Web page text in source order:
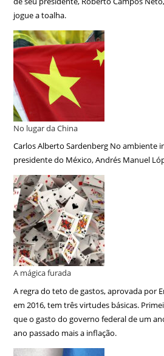
jogue a toalha.
No lugar da China
Carlos Alberto Sardenberg No ambiente
presidente do México, Andrés Manuel
A mágica furada
A regra do teto de gastos, aprovada por
em 2016, tem três virtudes básicas.
que o gasto do governo federal de um
ano passado mais a inflação.